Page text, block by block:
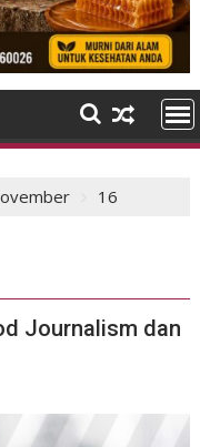
16
Journalism dan